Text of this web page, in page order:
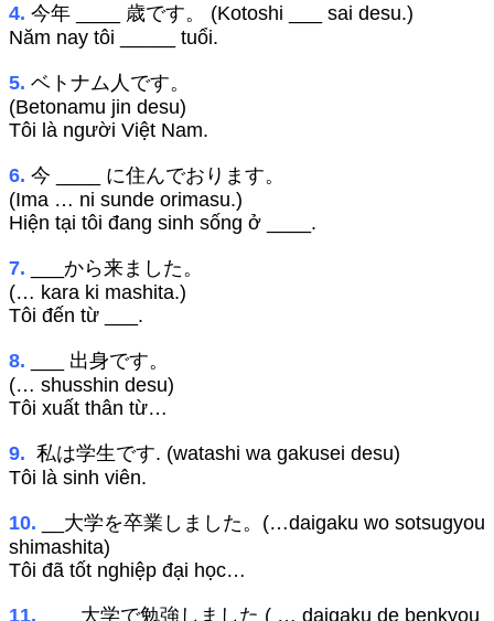
4. 今年 ____ 歳です。 (Kotoshi ___ sai desu.)
Năm nay tôi _____ tuổi.
5. ベトナム人です。
(Betonamu jin desu)
Tôi là người Việt Nam.
6. 今 ____ に住んでおります。
(Ima … ni sunde orimasu.)
Hiện tại tôi đang sinh sống ở ____.
7.
___から来ました。
(… kara ki mashita.)
Tôi đến từ ___.
8. ___ 出身です。
(… shusshin desu)
Tôi xuất thân từ…
9. 私は学生です. (watashi wa gakusei desu)
Tôi là sinh viên.
10. __大学を卒業しました。(…daigaku wo sotsugyou
shimashita)
Tôi đã tốt nghiệp đại học…
11. ___ 大学で勉強しました ( … daigaku de benkyou